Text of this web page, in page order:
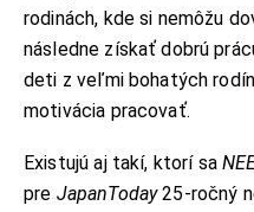
rodinách, kde si nemôžu
následne získať dobrú
deti z veľmi bohatých
motivácia pracovať.
Existujú aj takí, ktorí sa
pre JapanToday25-ročný